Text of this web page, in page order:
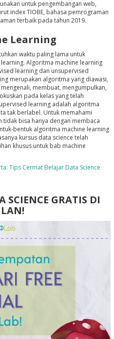
untuk pengembangan web,
index TIOBE, bahasa pemrograman
terbaik pada tahun 2019.
Learning
waktu paling lama untuk
Algoritma machine learning
learning dan unsupervised
merupakan algoritma yang diawasi,
membuat, mengumpulkan,
pada kelas yang telah
learning adalah algoritma
tak berlabel. Untuk memahami
tidak bisa hanya dengan membaca
bentuk algoritma machine learning
kursus data science telah
khusus untuk bab machine
Tips Cermat Belajar Data Science
SCIENCE GRATIS DI